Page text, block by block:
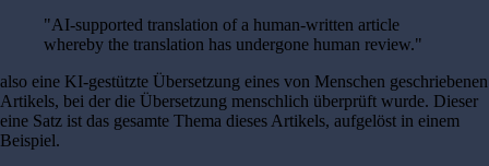
"AI-supported translation of a human-written article
whereby the translation has undergone human review."
also eine KI-gestützte Übersetzung eines von Menschen geschriebenen
Artikels, bei der die Übersetzung menschlich überprüft wurde. Dieser
eine Satz ist das gesamte Thema dieses Artikels, aufgelöst in einem
Beispiel.